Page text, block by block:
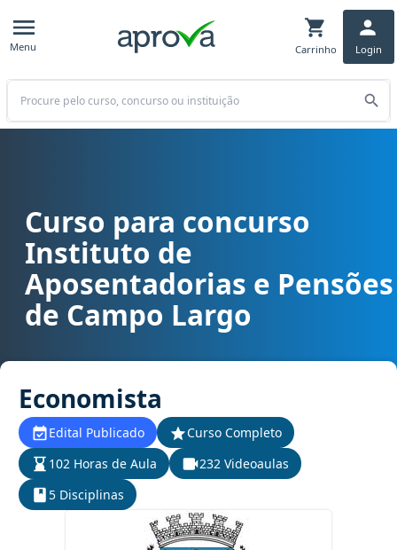
Menu Carrinho Login
Buscar
Curso para concurso FAPEN - Instituto de Aposentadorias e
Curso para concurso
Instituto de
Aposentadorias e Pensões
de Campo Largo
Economista
Edital Publicado
Curso Completo
102 Horas de Aula
232 Videoaulas
5 Disciplinas